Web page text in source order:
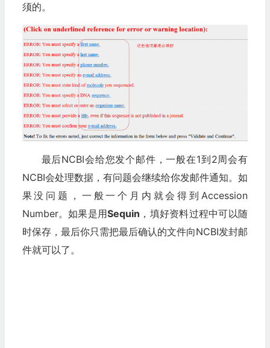
须的。
最后NCBI会给您发个邮件，一般在1到2周会有
NCBI会处理数据，有问题会继续给你发邮件通知。如
果没问题，一般一个月内就会得到Accession
Number。如果是用Sequin ，填好资料过程中可以随
时保存，最后你只需把最后确认的文件向NCBI发封邮
件就可以了。